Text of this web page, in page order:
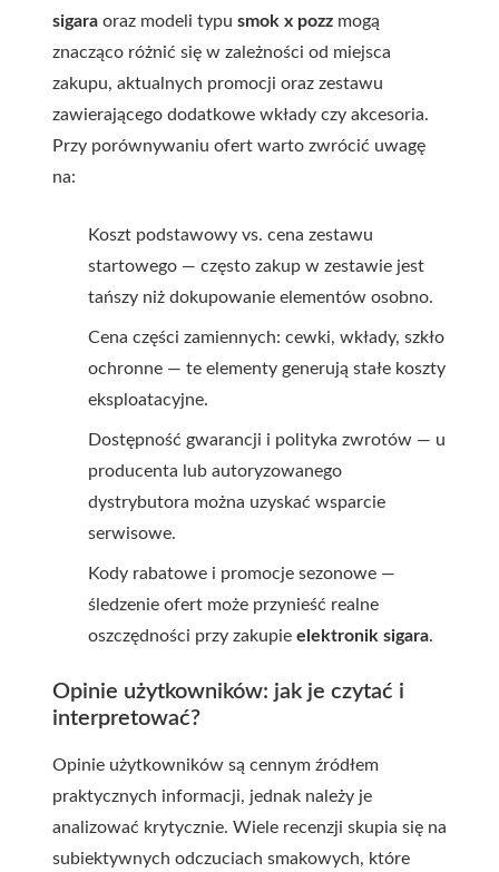
sigara oraz modeli typu smok x pozz mogą
znacząco różnić się w zależności od miejsca
zakupu, aktualnych promocji oraz zestawu
zawierającego dodatkowe wkłady czy akcesoria.
Przy porównywaniu ofert warto zwrócić uwagę
na:
Koszt podstawowy vs. cena zestawu
startowego — często zakup w zestawie jest
tańszy niż dokupowanie elementów osobno.
Cena części zamiennych: cewki, wkłady, szkło
ochronne — te elementy generują stałe koszty
eksploatacyjne.
Dostępność gwarancji i polityka zwrotów — u
producenta lub autoryzowanego
dystrybutora można uzyskać wsparcie
serwisowe.
Kody rabatowe i promocje sezonowe —
śledzenie ofert może przynieść realne
oszczędności przy zakupie elektronik sigara.
Opinie użytkowników: jak je czytać i
interpretować?
Opinie użytkowników są cennym źródłem
praktycznych informacji, jednak należy je
analizować krytycznie. Wiele recenzji skupia się na
subiektywnych odczuciach smakowych, które